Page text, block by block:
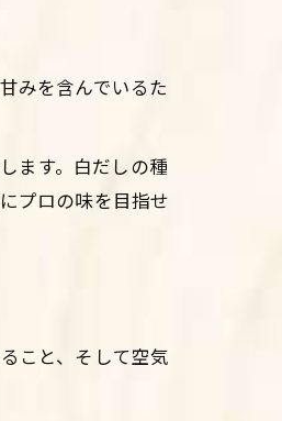
みを含んでいるた
ます。白だしの種
プロの味を目指せ
こと、そして空気